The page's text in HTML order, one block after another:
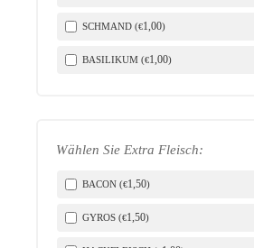
SCHMAND (€1,00)
BASILIKUM (€1,00)
Wählen Sie Extra Fleisch:
BACON (€1,50)
GYROS (€1,50)